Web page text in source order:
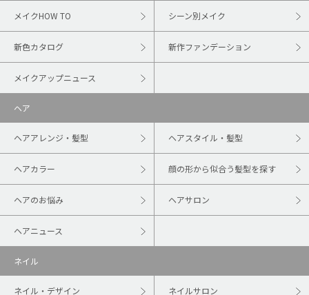
メイクHOW TO シーン別メイク
新色カタログ 新作ファンデーション
メイクアップニュース
ヘア
ヘアアレンジ・髪型 ヘアスタイル・髪型
ヘアカラー 顔の形から似合う髪型を探す
ヘアのお悩み ヘアサロン
ヘアニュース
ネイル
ネイル・デザイン ネイルサロン